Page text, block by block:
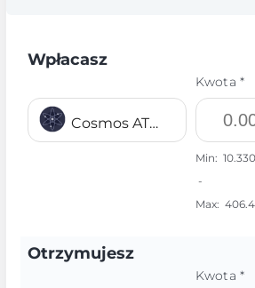
Wpłacasz
Cosmos ATOM
Kwota *
Min:
-
Max:
Otrzymujesz
Kwota *